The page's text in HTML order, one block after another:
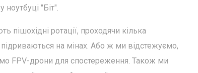
"Біт".
пішохідні ротації, проходячи кілька
на мінах. Або ж ми відстежуємо,
FPV-дрони для спостереження. Також ми